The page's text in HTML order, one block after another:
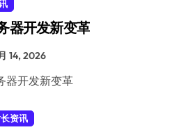
器开发新变革
14, 2026
器开发新变革
资讯